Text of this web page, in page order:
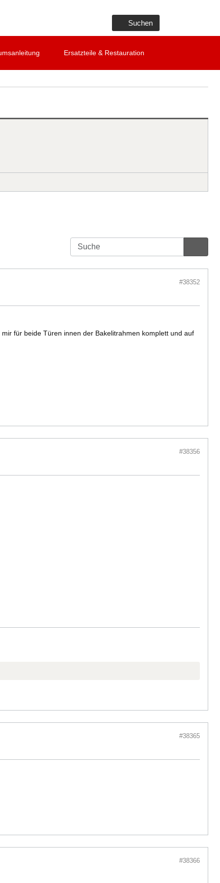
Suchen
Ersatzteile & Restauration
#38352
für beide Türen innen der Bakelitrahmen komplett und auf
#38356
#38365
#38366